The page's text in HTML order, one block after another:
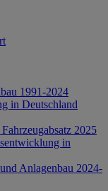
1991-2024
in Deutschland
2025
in
Anlagenbau 2024-